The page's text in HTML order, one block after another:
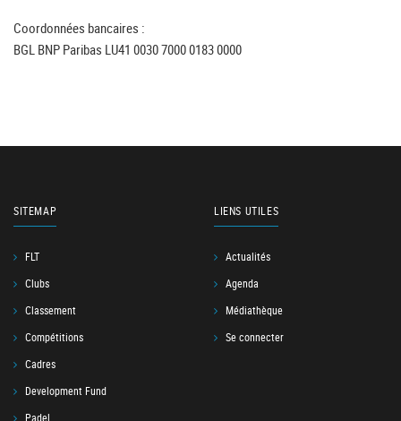
Coordonnées bancaires :
BGL BNP Paribas LU41 0030 7000 0183 0000
SITEMAP
FLT
Clubs
Classement
Compétitions
Cadres
Development Fund
Padel
LIENS UTILES
Actualités
Agenda
Médiathèque
Se connecter